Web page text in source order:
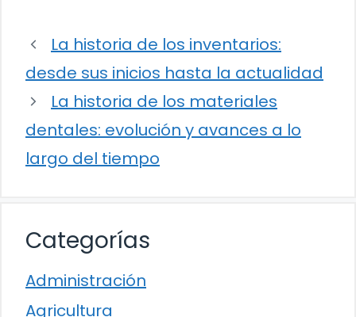
La historia de los inventarios:
desde sus inicios hasta la actualidad
La historia de los materiales
dentales: evolución y avances a lo
largo del tiempo
Categorías
Administración
Agricultura